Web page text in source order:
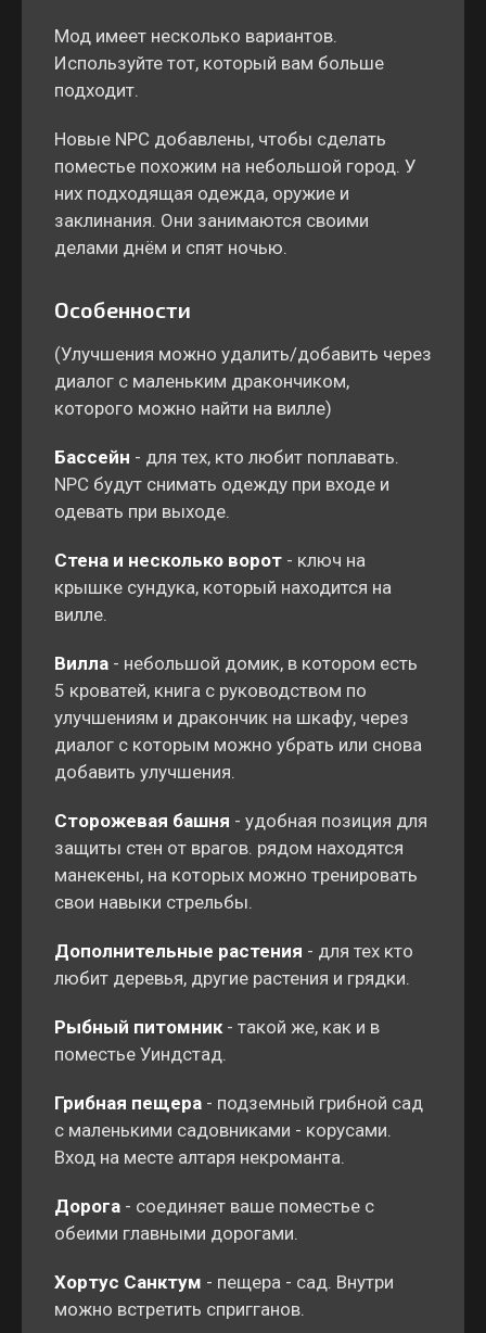
Мод имеет несколько вариантов.
Используйте тот, который вам больше
подходит.
Новые NPC добавлены, чтобы сделать
поместье похожим на небольшой город. У
них подходящая одежда, оружие и
заклинания. Они занимаются своими
делами днём и спят ночью.
Особенности
(Улучшения можно удалить/добавить через
диалог с маленьким дракончиком,
которого можно найти на вилле)
Бассейн - для тех, кто любит поплавать.
NPC будут снимать одежду при входе и
одевать при выходе.
Стена и несколько ворот - ключ на
крышке сундука, который находится на
вилле.
Вилла - небольшой домик, в котором есть
5 кроватей, книга с руководством по
улучшениям и дракончик на шкафу, через
диалог с которым можно убрать или снова
добавить улучшения.
Сторожевая башня - удобная позиция для
защиты стен от врагов. рядом находятся
манекены, на которых можно тренировать
свои навыки стрельбы.
Дополнительные растения - для тех кто
любит деревья, другие растения и грядки.
Рыбный питомник- такой же, как и в
поместье Уиндстад.
Грибная пещера - подземный грибной сад
с маленькими садовниками - корусами.
Вход на месте алтаря некроманта.
Дорога - соединяет ваше поместье с
обеими главными дорогами.
Хортус Санктум - пещера - сад. Внутри
можно встретить спригганов.